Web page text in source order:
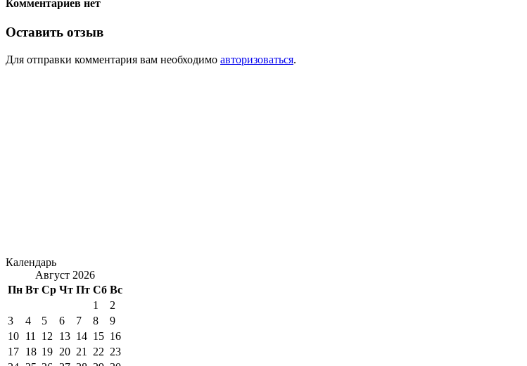
Комментариев нет
Оставить отзыв
Для отправки комментария вам необходимо авторизоваться.
Календарь
Август 2026
Пн Вт Ср Чт Пт Сб Вс
1
2
3
4 5 6 7 8
9
10 11 12 13 14 15 16
17 18 19 20 21 22 23